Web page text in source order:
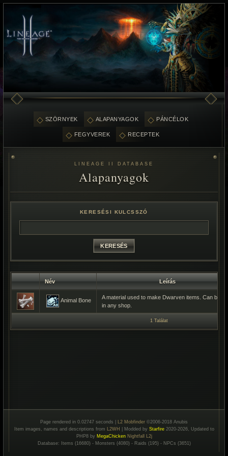
SZÖRNYEK ALAPANYAGOK PÁNCÉLOK
FEGYVEREK RECEPTEK
LINEAGE II DATABASE
Alapanyagok
KERESÉSI KULCSSZÓ
Név Leírás
Animal Bone
A material used to make Dwarven items. Can be
in any shop.
1 Találat
Page rendered in 0.02747 seconds | L2 Mobfinder ©2006-2018 Anubis
Item images, names and descriptions from L2WH | Modded by Starfire2020-2026, Updated to
PHP8 by MegaChicken Nightfall L2j
Database: Items (16680) - Monsters (4080) - Raids (195) - NPCs (3651)